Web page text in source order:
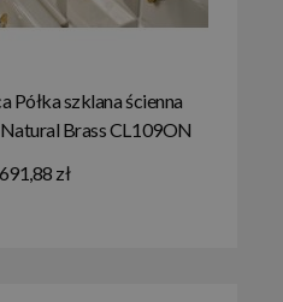
Półka szklana ścienna
Brass CL109ON
zł